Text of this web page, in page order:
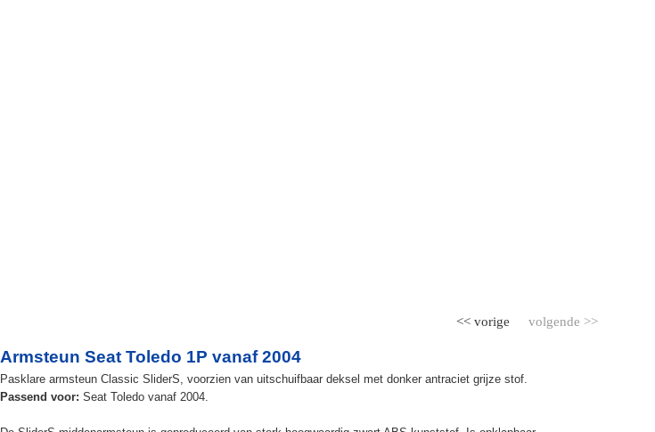
volgende >>
<< vorige
Armsteun Seat Toledo 1P vanaf 2004
Pasklare armsteun Classic SliderS, voorzien van uitschuifbaar deksel met donker antraciet grijze stof.
Passend voor: Seat Toledo vanaf 2004.